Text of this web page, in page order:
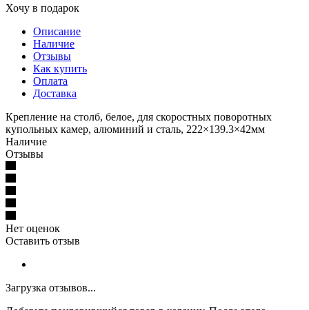
Хочу в подарок
Описание
Наличие
Отзывы
Как купить
Оплата
Доставка
Крепление на столб, белое, для скоростных поворотных
купольных камер, алюминий и сталь, 222×139.3×42мм
Наличие
Отзывы
Нет оценок
Оставить отзыв
Загрузка отзывов...